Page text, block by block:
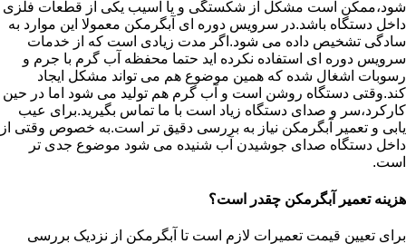
شود،ممکن است مشکل از شکستگی و یا آسیب یکی از قطعات فلزی
داخل دستگاه باشد.در سرویس دوره ای آبگرمکن معمولا این موارد به
سادگی تشخیص داده می شود.اگر مدت زیادی است که از خدمات
سرویس دوره ای استفاده نکرده اید حتما محفظه آب گرم با جرم و
رسوبات اشغال شده که همین موضوع هم می تواند مشکل ایجاد
کند.وقتی دستگاه روشن است و آب گرم هم تولید می شود اما در حین
کارکرد،سر و صدای دستگاه زیاد است با ما تماس بگیرید.برای عیب
یابی و تعمیر آبگرمکن نیاز به بررسی دقیق تر است.به خصوص وقتی از
داخل دستگاه صدای جوشیدن آب شنیده می شود موضوع جدی تر
است.
هزینه تعمیر آبگرمکن چقدر است؟
برای تعیین قیمت تعمیرات لازم است تا آبگرمکن از نزدیک بررسی